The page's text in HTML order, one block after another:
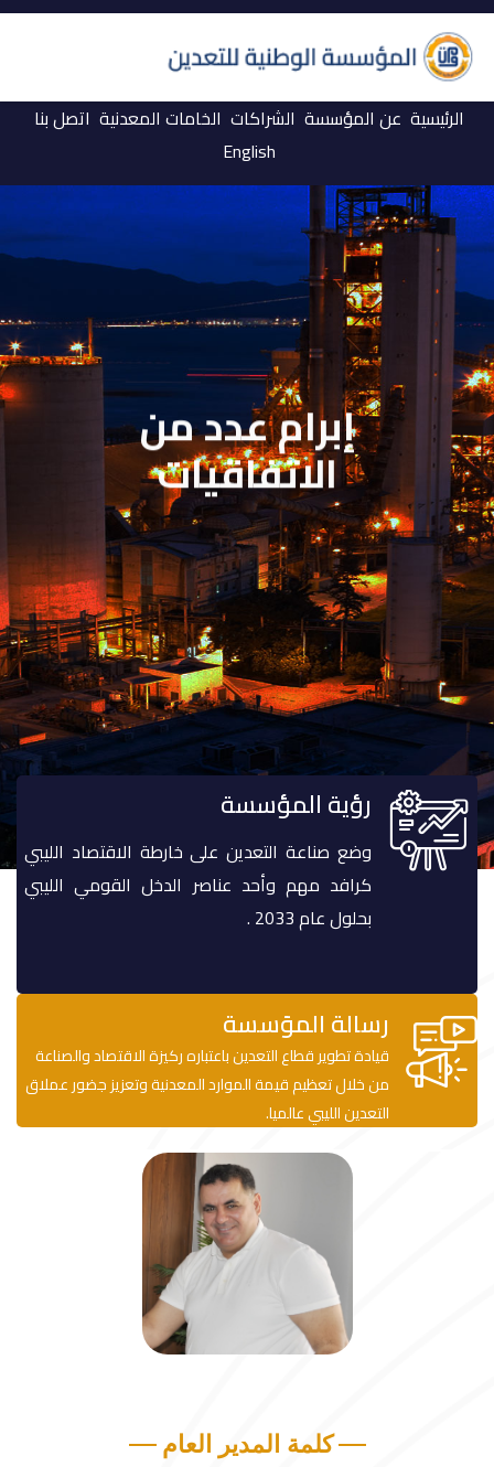
الرئيسية عن المؤسسة الشراكات الخامات المعدنية اتصل بنا
English
إبرام عدد من
الاتفاقيات
رؤية المؤسسة
وضع صناعة التعدين على خارطة الاقتصاد الليبي
كرافد مهم وأحد عناصر الدخل القومي الليبي
بحلول عام 2033 .
رسالة المؤسسة
قيادة تطوير قطاع التعدين باعتباره ركيزة الاقتصاد والصناعة
من خلال تعظيم قيمة الموارد المعدنية وتعزيز جضور عملاق
التعدين الليبي عالميا.
كلمة المدير العام